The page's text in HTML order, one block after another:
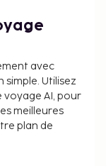
avec
Utilisez
voyage AI, pour
meilleures
plan de